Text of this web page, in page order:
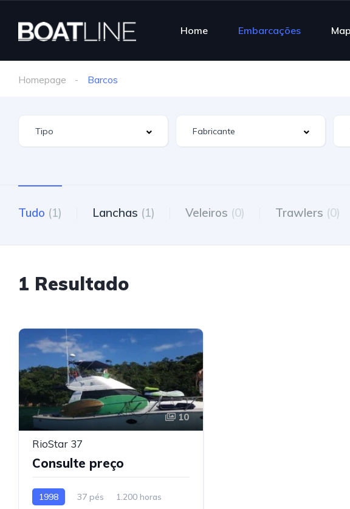
Home Embarcações
Homepage Barcos
Tudo (1) Lanchas (1) Veleiros (0) Trawlers (0)
1 Resultado
10
RioStar 37
Consulte preço
1998 37 pés 1.200 horas